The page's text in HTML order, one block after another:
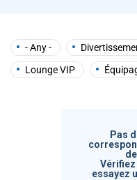
and
interact
with
the
content.
- Any -
Lounge VIP
Pas
Vérifiez
essayez